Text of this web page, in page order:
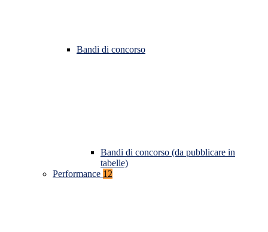
Bandi di concorso
Bandi di concorso (da pubblicare in
tabelle)
Performance 12